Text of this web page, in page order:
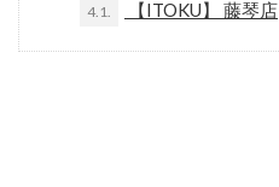
4.1. 【ITOKU】 藤琴店